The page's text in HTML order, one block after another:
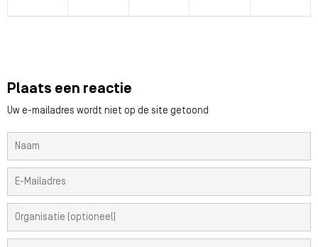
Plaats een reactie
Uw e-mailadres wordt niet op de site getoond